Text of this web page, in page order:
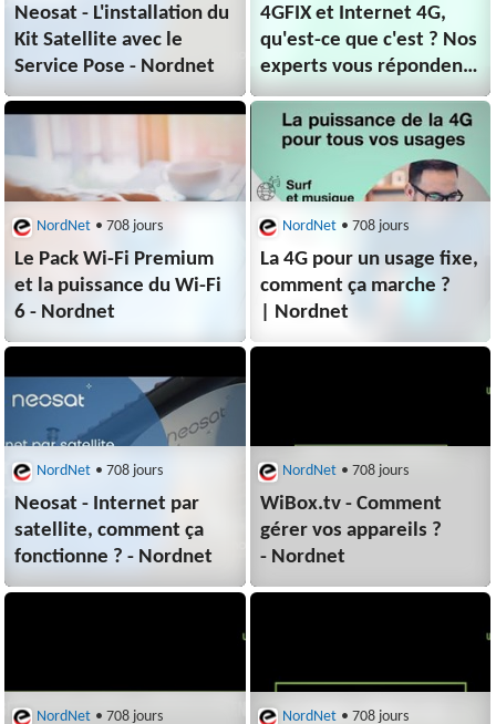
Neosat - L'installation du
Kit Satellite avec le
Service Pose - Nordnet
4GFIX et Internet 4G,
qu'est-ce que c'est ? Nos
experts vous répondent
- Nordnet
NordNet • 708 jours
Le Pack Wi-Fi Premium
et la puissance du Wi-Fi
6 - Nordnet
NordNet • 708 jours
La 4G pour un usage fixe,
comment ça marche ?
| Nordnet
NordNet • 708 jours
Neosat - Internet par
satellite, comment ça
fonctionne ? - Nordnet
NordNet • 708 jours
WiBox.tv - Comment
gérer vos appareils ?
- Nordnet
NordNet • 708 jours NordNet • 708 jours